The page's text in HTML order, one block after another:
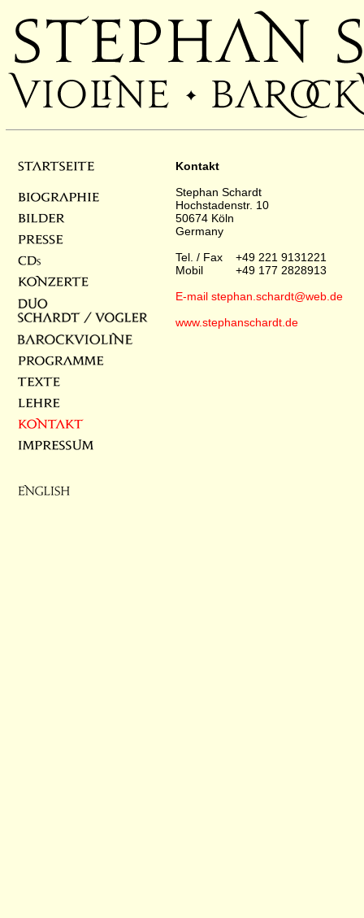
Kontakt
Stephan Schardt
Hochstadenstr. 10
50674 Köln
Germany
Tel. / Fax +49 221 9131221
Mobil +49 177 2828913
E-mail stephan.schardt@web.de
www.stephanschardt.de